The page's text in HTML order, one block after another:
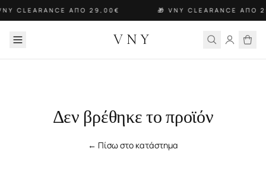
CLEARANCE ΑΠΟ 29,00€ 🎁 VNY CLEARANCE ΑΠΟ
VNY
Δεν βρέθηκε το προϊόν
← Πίσω στο κατάστημα